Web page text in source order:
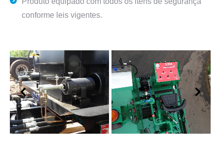
conforme leis vigentes.